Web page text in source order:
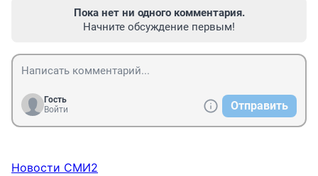
Пока нет ни одного комментария.
Начните обсуждение первым!
Гость
Войти
Отправить
Новости СМИ2